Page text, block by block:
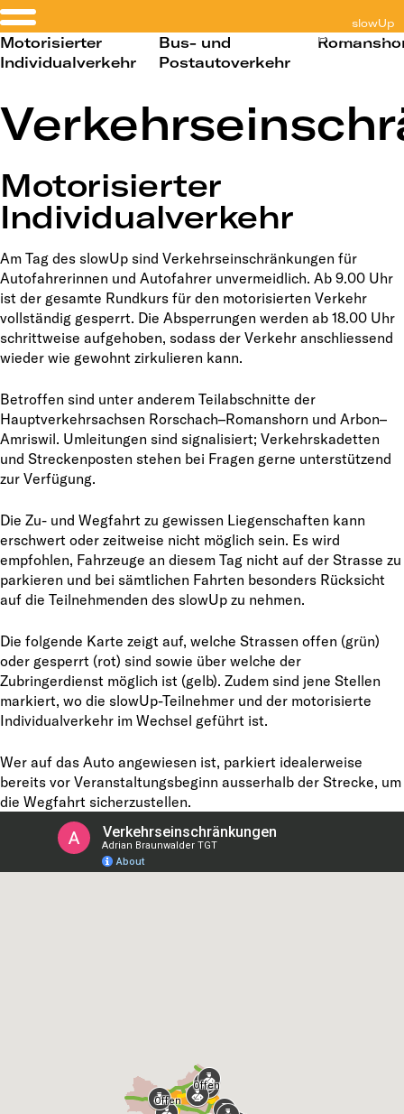
slowUp
Bodensee
Motorisierter
Individualverkehr
Bus- und
Postautoverkehr
Motorisierter
Individualverkehr
Am Tag des slowUp sind Verkehrseinschränkungen für
Autofahrerinnen und Autofahrer unvermeidlich. Ab 9.00 Uhr
ist der gesamte Rundkurs für den motorisierten Verkehr
vollständig gesperrt. Die Absperrungen werden ab 18.00 Uhr
schrittweise aufgehoben, sodass der Verkehr anschliessend
wieder wie gewohnt zirkulieren kann.
Betroffen sind unter anderem Teilabschnitte der
Hauptverkehrsachsen Rorschach–Romanshorn und Arbon–
Amriswil. Umleitungen sind signalisiert; Verkehrskadetten
und Streckenposten stehen bei Fragen gerne unterstützend
zur Verfügung.
Die Zu- und Wegfahrt zu gewissen Liegenschaften kann
erschwert oder zeitweise nicht möglich sein. Es wird
empfohlen, Fahrzeuge an diesem Tag nicht auf der Strasse zu
parkieren und bei sämtlichen Fahrten besonders Rücksicht
auf die Teilnehmenden des slowUp zu nehmen.
Die folgende Karte zeigt auf, welche Strassen offen (grün)
oder gesperrt (rot) sind sowie über welche der
Zubringerdienst möglich ist (gelb). Zudem sind jene Stellen
markiert, wo die slowUp-Teilnehmer und der motorisierte
Individualverkehr im Wechsel geführt ist.
Wer auf das Auto angewiesen ist, parkiert idealerweise
bereits vor Veranstaltungsbeginn ausserhalb der Strecke, um
die Wegfahrt sicherzustellen.